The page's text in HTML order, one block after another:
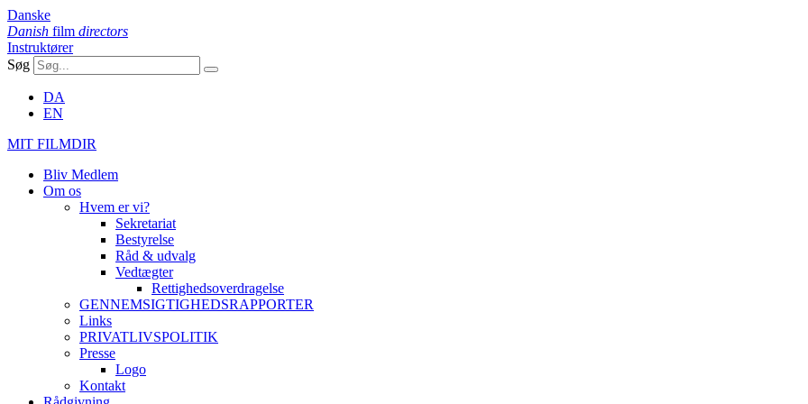
Danske
Danish film directors
Instruktører
Søg
DA
EN
MIT FILMDIR
Bliv Medlem
Om os
Hvem er vi?
Sekretariat
Bestyrelse
Råd & udvalg
Vedtægter
Rettighedsoverdragelse
GENNEMSIGTIGHEDSRAPPORTER
Links
PRIVATLIVSPOLITIK
Presse
Logo
Kontakt